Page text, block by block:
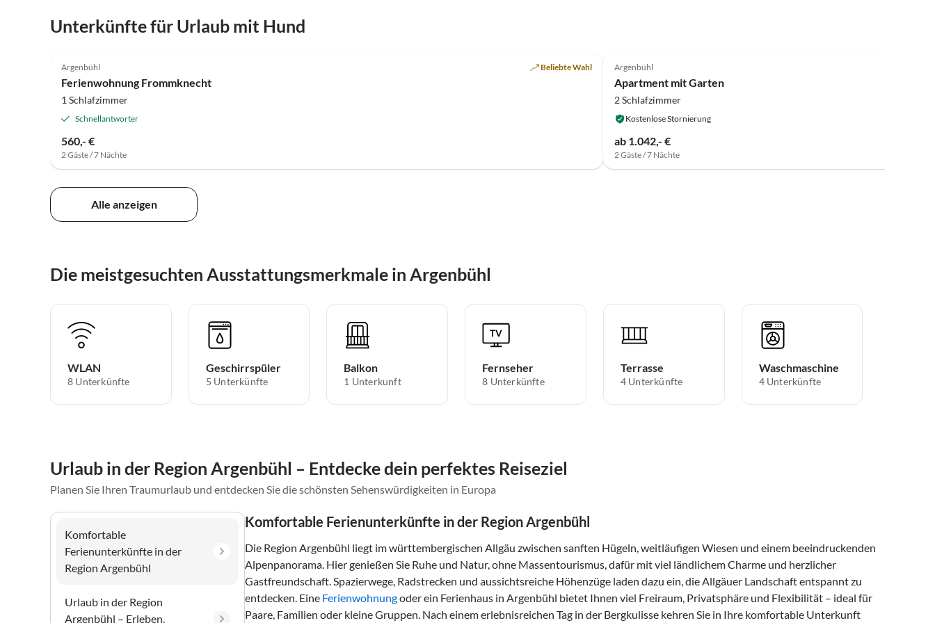
Unterkünfte für Urlaub mit Hund
Argenbühl Beliebte Wahl
Ferienwohnung Frommknecht
1 Schlafzimmer
Schnellantworter
560,- €
2 Gäste / 7 Nächte
Argenbühl
Apartment mit Garten
2 Schlafzimmer
Kostenlose Stornierung
ab 1.042,- €
2 Gäste / 7 Nächte
Alle anzeigen
Die meistgesuchten Ausstattungsmerkmale in Argenbühl
WLAN
8 Unterkünfte
Geschirrspüler
5 Unterkünfte
Balkon
1 Unterkunft
Fernseher
8 Unterkünfte
Terrasse
4 Unterkünfte
Waschmaschine
4 Unterkünfte
Urlaub in der Region Argenbühl – Entdecke dein perfektes Reiseziel
Planen Sie Ihren Traumurlaub und entdecken Sie die schönsten Sehenswürdigkeiten in Europa
Komfortable
Ferienunterkünfte in der
Region Argenbühl
Urlaub in der Region
Argenbühl – Erleben,
Komfortable Ferienunterkünfte in der Region Argenbühl
Die Region Argenbühl liegt im württembergischen Allgäu zwischen sanften Hügeln, weitläufigen Wiesen und einem beeindruckenden
Alpenpanorama. Hier genießen Sie Ruhe und Natur, ohne Massentourismus, dafür mit viel ländlichem Charme und herzlicher
Gastfreundschaft. Spazierwege, Radstrecken und aussichtsreiche Höhenzüge laden dazu ein, die Allgäuer Landschaft entspannt zu
entdecken. Eine Ferienwohnungoder ein Ferienhaus in Argenbühl bietet Ihnen viel Freiraum, Privatsphäre und Flexibilität – ideal für
Paare, Familien oder kleine Gruppen. Nach einem erlebnisreichen Tag in der Bergkulisse kehren Sie in Ihre komfortable Unterkunft